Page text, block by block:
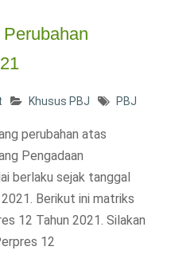
Khusus PBJ PBJ
perubahan atas
Pengadaan
berlaku sejak tanggal
Berikut ini matriks
12 Tahun 2021. Silakan
12